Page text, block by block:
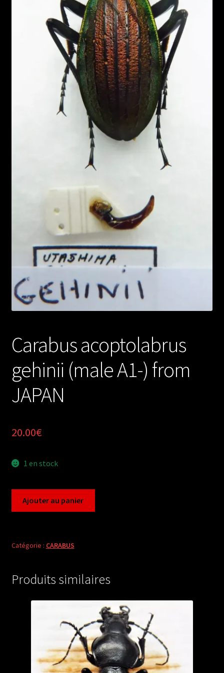
Carabus acoptolabrus
gehinii (male A1-) from
JAPAN
20.00€
1 en stock
gehinii
from
Ajouter au panier
Catégorie : CARABUS
Produits similaires